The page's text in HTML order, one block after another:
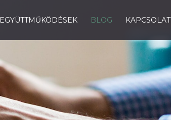
EGYÜTTMŰKÖDÉSEK BLOG KAPCSOLAT